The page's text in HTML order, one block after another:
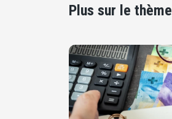
Plus sur le thème